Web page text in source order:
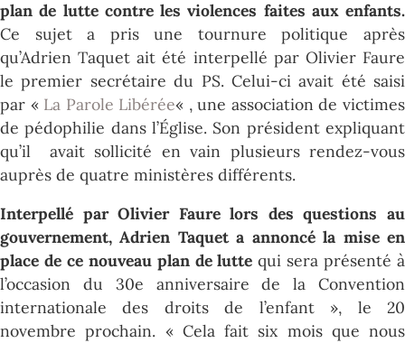
plan de lutte contre les violences faites aux enfants.
Ce sujet a pris une tournure politique après
qu’Adrien Taquet ait été interpellé par Olivier Faure
le premier secrétaire du PS. Celui-ci avait été saisi
par « La Parole Libérée« , une association de victimes
de pédophilie dans l’Église. Son président expliquant
qu’il avait sollicité en vain plusieurs rendez-vous
auprès de quatre ministères différents.
Interpellé par Olivier Faure lors des questions au
gouvernement, Adrien Taquet a annoncé la mise en
place de ce nouveau plan de lutte qui sera présenté à
l’occasion du 30e anniversaire de la Convention
internationale des droits de l’enfant », le 20
novembre prochain. « Cela fait six mois que nous